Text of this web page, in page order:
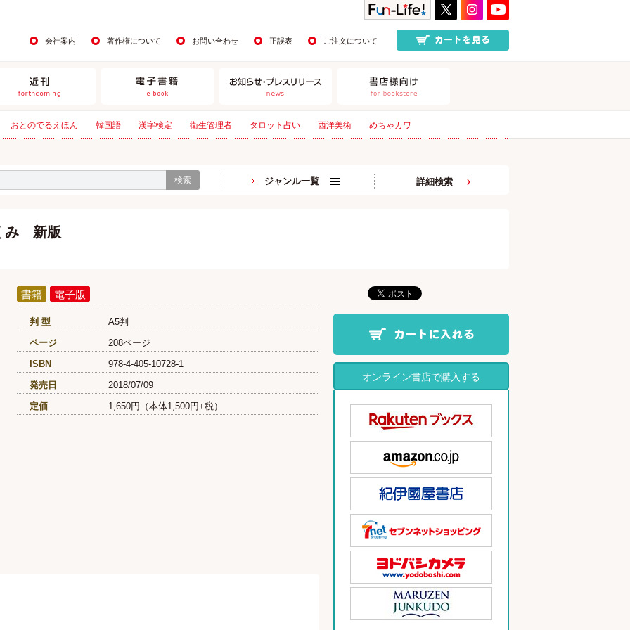
会社案内 著作権について お問い合わせ 正誤表 ご注文について
おとのでるえほん 韓国語 漢字検定 衛生管理者 タロット占い 西洋美術 めちゃカワ
検索 ジャンル一覧 詳細検索
み 新版
書籍 電子版
判 型
A5判
ページ
208ページ
ISBN
978-4-405-10728-1
発売日
2018/07/09
定価
1,650円（本体1,500円+税）
オンライン書店で購入する